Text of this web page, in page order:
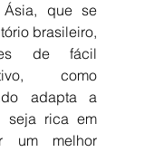
que se
brasileiro,
de fácil
como
adapta a
seja rica em
um melhor